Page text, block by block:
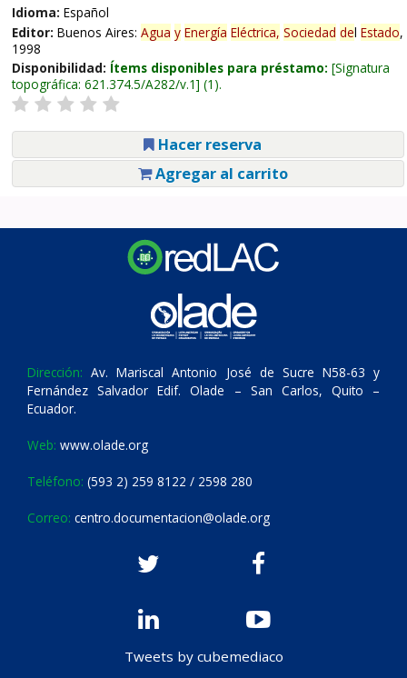
Idioma: Español
Editor: Buenos Aires: Agua y Energía Eléctrica, Sociedad del Estado,
1998
Disponibilidad: Ítems disponibles para préstamo: Signatura
topográfica: 621.374.5/A282/v.1 (1).
Hacer reserva
Agregar al carrito
Dirección: Av. Mariscal Antonio José de Sucre N58-63 y
Fernández Salvador Edif. Olade – San Carlos, Quito –
Ecuador.
Web: www.olade.org
Teléfono: (593 2) 259 8122 / 2598 280
Correo: centro.documentacion@olade.org
Tweets by cubemediaco